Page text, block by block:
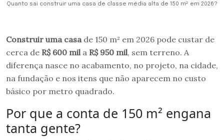
Quanto sai construir uma casa de classe média alta de 150 m² em 2026?
Construir uma casa de 150 m² em 2026 pode custar de
cerca de R$ 600 mil a R$ 950 mil, sem terreno. A
diferença nasce no acabamento, no projeto, na cidade,
na fundação e nos itens que não aparecem no custo
básico por metro quadrado.
Por que a conta de 150 m² engana
tanta gente?